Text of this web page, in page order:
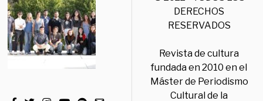
DERECHOS
RESERVADOS
Revista de cultura
fundada en 2010 en el
Máster de Periodismo
Cultural de la